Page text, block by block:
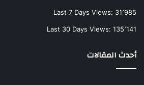
Last 7 Days Views: 31٬985
Last 30 Days Views: 135٬141
أحدث المقالات